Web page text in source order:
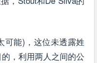
可能)，这位未透露姓
，利用两人之间的公